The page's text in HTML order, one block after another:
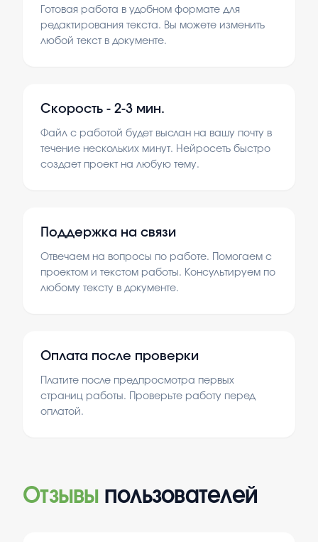
Готовая работа в удобном формате для
редактирования текста. Вы можете изменить
любой текст в документе.
Скорость - 2-3 мин.
Файл с работой будет выслан на вашу почту в
течение нескольких минут. Нейросеть быстро
создает проект на любую тему.
Поддержка на связи
Отвечаем на вопросы по работе. Помогаем с
проектом и текстом работы. Консультируем по
любому тексту в документе.
Оплата после проверки
Платите после предпросмотра первых
страниц работы. Проверьте работу перед
оплатой.
Отзывы пользователей